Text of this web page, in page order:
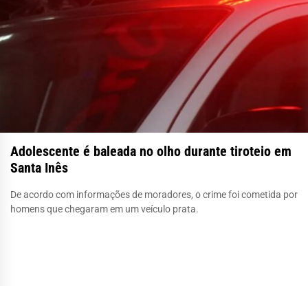
Adolescente é baleada no olho durante tiroteio em
Santa Inês
De acordo com informações de moradores, o crime foi cometida por
homens que chegaram em um veículo prata.